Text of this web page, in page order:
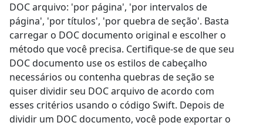
DOC arquivo: 'por página', 'por intervalos de
página', 'por títulos', 'por quebra de seção'. Basta
carregar o DOC documento original e escolher o
método que você precisa. Certifique-se de que seu
DOC documento use os estilos de cabeçalho
necessários ou contenha quebras de seção se
quiser dividir seu DOC arquivo de acordo com
esses critérios usando o código Swift. Depois de
dividir um DOC documento, você pode exportar o